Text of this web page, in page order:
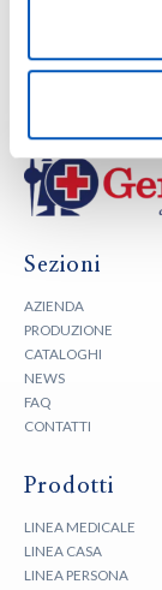
GERMO
1 Febbraio 2026
Sezioni
AZIENDA
PRODUZIONE
CATALOGHI
NEWS
FAQ
CONTATTI
Prodotti
LINEA MEDICALE
LINEA CASA
LINEA PERSONA